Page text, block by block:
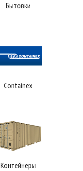
Бытовки
Containex
Контейнеры